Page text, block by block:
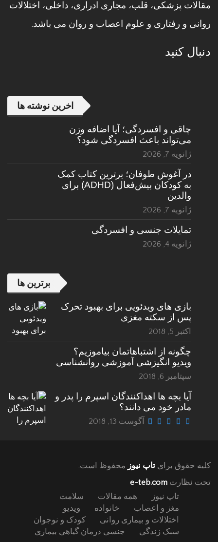
مقالات پزشکی، قلب، مجاری ادراری، داخلی، اختلالات
روانی و رفتاری و علوم اعصاب و روان می باشد.
دنبال کنید
اخرین نوشته ها
چاقی و افسردگی؛ آیا اضافه وزن
می‌تواند باعث افسردگی شود؟
ژانویه 7, 2026
در آغوش طوفان؛ برترین کتاب کمک
به کودکان بیش‌فعال (ADHD) برای
والدین
ژانویه 7, 2026
تمایلات جنسی و افسردگی
ژانویه 4, 2026
برترین ها
بازی های ویدئویی برای بهبود تحرک
پس از سکته مغزی
اکتبر 5, 2018
چگونه از اشتباهاتمان بیاموزیم؟
ویدیو انگیزشی آموزشی روانشناسی
سپتامبر 6, 2018
آیا بچه ها اهداکنندگان اسپرم را پدر و
مادر خود می دانند؟
آگوست 13, 2018
کلیه حقوق برای تاپ نیوز محفوظ است.
تحت نظارت e-teb.com
تاپ نیوز
همه مقالات
سلامت
مغز و اعصاب
خانواده
ویدیو
اختلالات و بیماری روانی
کودک و نوجوان
سبک زندگی
جنسی درمان گیاهی بیماری